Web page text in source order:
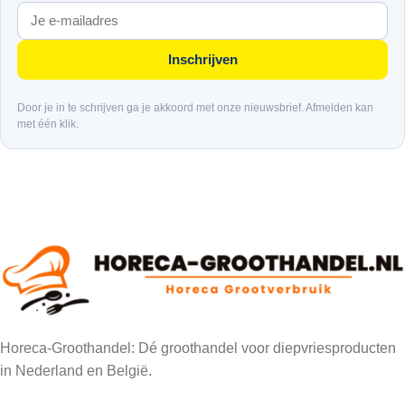
Inschrijven
Door je in te schrijven ga je akkoord met onze nieuwsbrief. Afmelden kan
met één klik.
Horeca-Groothandel: Dé groothandel voor diepvriesproducten
in Nederland en België.